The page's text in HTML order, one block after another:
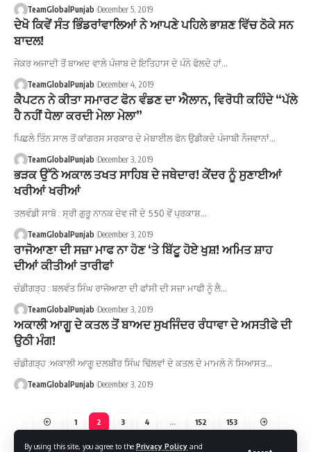
By using this site, you agree to the Privacy Policy and
TeamGlobalPunjab December 5, 2019
ਦੇਖੋ ਕਿਵੇਂ ਸੰਤ ਭਿੰਡਰਾਂਵਾਲਿਆਂ ਨੇ ਆਪਣੇ ਪਹਿਲੇ ਭਾਸ਼ਣ ਵਿੱਚ ਠੋਕੇ ਸਨ
ਬਾਦਲ!
ਜੇਕਰ ਅਜਾਦੀ ਤੋਂ ਬਾਅਦ ਵਾਲੇ ਪੰਜਾਬ ਦੇ ਇਤਿਹਾਸ ਦੇ ਪੰਨੇ ਫੋਲਦੇ ਹਾਂ…
TeamGlobalPunjab December 4, 2019
ਕੈਪਟਨ ਨੇ ਕੀਤਾ ਸਮਾਰਟ ਫੋਨ ਵੰਡਣ ਦਾ ਐਲਾਨ, ਵਿਰੋਧੀ ਕਹਿੰਦੇ “ਪੱਲੇ
ਹੈ ਨਹੀਂ ਧੇਲਾ ਕਰਦੀ ਮੇਲਾ ਮੇਲਾ”
ਪਿਛਲੇ ਤਿੰਨ ਸਾਲ ਤੋਂ ਕਾਂਗਰਸ ਸਰਕਾਰ ਦੇ ਮੋਬਾਈਲ ਫੋਨ ਉਡੀਕਦੇ ਪੰਜਾਬੀ ਨੌਜਵਾਨਾਂ…
TeamGlobalPunjab December 3, 2019
ਭੜਕ ਉੱਠੇ ਅਕਾਲ ਤਖਤ ਸਾਹਿਬ ਦੇ ਜਥੇਦਾਰ! ਕੇਂਦਰ ਨੂੰ ਸੁਣਾਈਆਂ
ਖਰੀਆਂ ਖਰੀਆਂ
ਤਲਵੰਡੀ ਸਾਬੋ : ਸ੍ਰੀ ਗੁਰੂ ਨਾਨਕ ਦੇਵ ਜੀ ਦੇ 550 ਵੇਂ ਪ੍ਰਕਾਸ਼…
TeamGlobalPunjab December 3, 2019
ਰਾਜੋਆਣਾ ਦੀ ਸਜ਼ਾ ਮਾਫ ਨਾ ਹੋਣ ‘ਤੇ ਬਿੱਟੂ ਹੋਏ ਖੁਸ਼! ਅਮਿਤ ਸ਼ਾਹ
ਦੀਆਂ ਕੀਤੀਆਂ ਤਾਰੀਫਾਂ
ਚੰਡੀਗੜ੍ਹ : ਬਲਵੰਤ ਸਿੰਘ ਰਾਜੋਆਣਾ ਦੀ ਫਾਂਸੀ ਦੀ ਸਜ਼ਾ ਮਾਫੀ ਨੂੰ ਲੈ…
TeamGlobalPunjab December 3, 2019
ਅਕਾਲੀ ਆਗੂ ਦੇ ਕਤਲ ਤੋਂ ਬਾਅਦ ਸੁਖਜਿੰਦਰ ਰੰਧਾਵਾ ਦੇ ਅਸਤੀਫੇ ਦੀ
ਉਠੀ ਮੰਗ!
ਚੰਡੀਗੜ੍ਹ :ਅਕਾਲੀ ਆਗੂ ਦਲਬੀਰ ਸਿੰਘ ਢਿੱਲਵਾਂ ਦੇ ਕਤਲ ਦੇ ਮਾਮਲੇ ਨੇ ਸਿਆਸਤ…
TeamGlobalPunjab December 3, 2019
1 2 3 4 … 152 153